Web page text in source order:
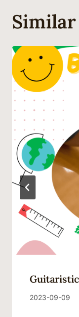
覽
Similar
Guitaristic
By
2023-09-09